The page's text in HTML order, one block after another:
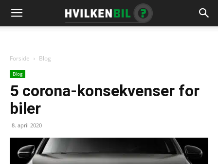
Forside Blog
Blog
5 corona-konsekvenser for
biler
8. april 2020